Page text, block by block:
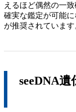
えるほど偶然の一
確実な鑑定が可能
が推奨されています
seeDNA